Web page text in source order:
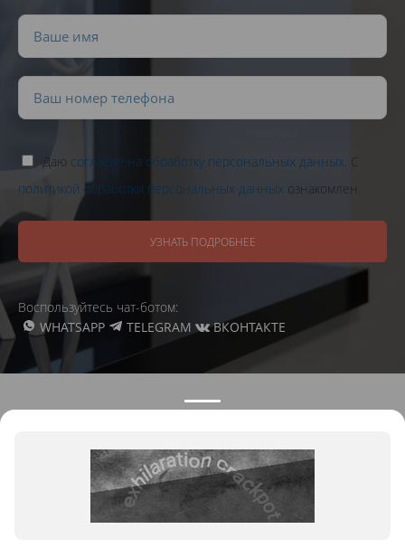
Даю согласие на обработку персональных данных. С
политикой обработки персональных данных ознакомлен.
УЗНАТЬ ПОДРОБНЕЕ
Воспользуйтесь чат-ботом:
WHATSAPP
TELEGRAM ВКОНТАКТЕ